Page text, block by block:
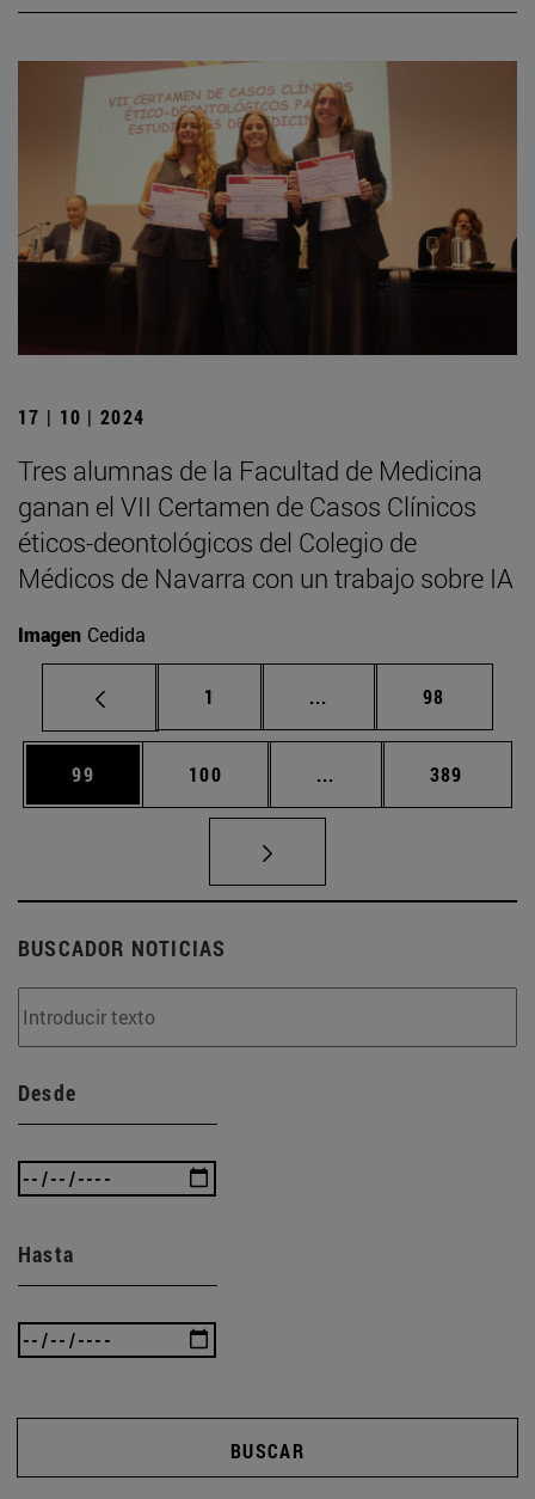
17 | 10 | 2024
Tres alumnas de la Facultad de Medicina
ganan el VII Certamen de Casos Clínicos
éticos-deontológicos del Colegio de
Médicos de Navarra con un trabajo sobre IA
Imagen Cedida
Página
1 ... Páginas intermedias
Página
98
Página
99 Página
100 ... Páginas intermedias
Página
389
BUSCADOR NOTICIAS
Desde
Hasta
BUSCAR